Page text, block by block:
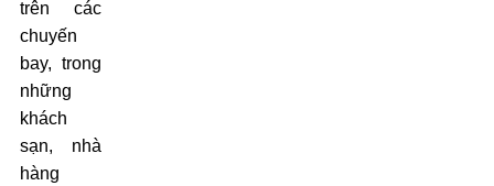
trên các
chuyến
bay, trong
những
khách
sạn, nhà
hàng